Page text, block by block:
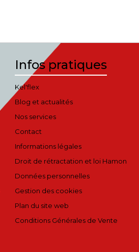
Infos pratiques
Kel'flex
Blog et actualités
Nos services
Contact
Informations légales
Droit de rétractation et loi Hamon
Données personnelles
Gestion des cookies
Plan du site web
Conditions Générales de Vente